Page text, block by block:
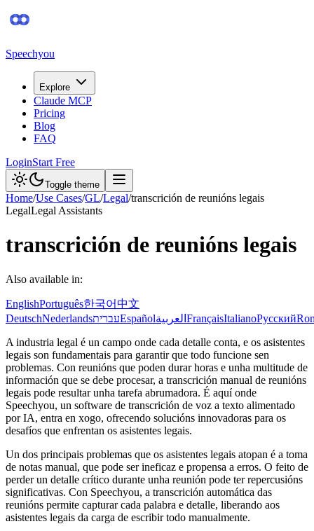
Speechyou
Explore
Claude MCP
Pricing
Blog
FAQ
LoginStart Free
Toggle theme
Home/Use Cases/GL/Legal/transcrición de reunións legais
LegalLegal Assistants
transcrición de reunións legais
Also available in:
EnglishPortuguês한국어中文
DeutschNederlandsעבריתEspañolالعربية FrançaisItalianoРусский
A industria legal é un campo onde cada detalle conta, e os asistentes
legais son fundamentais para garantir que todo funcione sen
problemas. Con reunións que poden durar horas e unha multitude de
información que se debe procesar, a transcrición manual de reunións
legais pode resultar unha tarefa abrumadora. É aquí onde
Speechyou, un software de transcrición de voz a texto alimentado
por IA, entra en xogo, ofrecendo solucións innovadoras para os
desafíos que enfrentan os asistentes legais.
Un dos principais problemas que os asistentes legais atopan é a toma
de notas manual, que pode ser ineficaz e propensa a erros. O feito de
perder un detalle crítico durante unha reunión pode ter repercusións
significativas. Con Speechyou, a transcrición automática das
reunións permite capturar cada palabra e detalle, liberando aos
asistentes legais da carga de escribir todo manualmente.